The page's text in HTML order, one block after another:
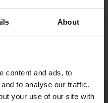
About
content and ads, to
to analyse our traffic.
your use of our site with